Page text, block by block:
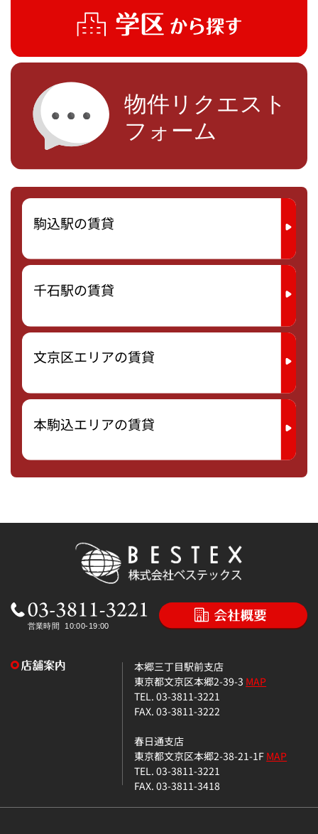
駒込駅の賃貸
千石駅の賃貸
文京区エリアの賃貸
本駒込エリアの賃貸
本郷三丁目駅前支店
東京都文京区本郷2-39-3 MAP
TEL. 03-3811-3221
FAX. 03-3811-3222
春日通支店
東京都文京区本郷2-38-21-1FMAP
TEL. 03-3811-3221
FAX. 03-3811-3418